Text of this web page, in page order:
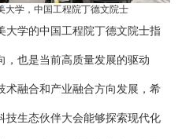
大学，中国工程院丁德文院士
大学的中国工程院丁德文院士指
，也是当前高质量发展的驱动
术融合和产业融合方向发展，希
技生态伙伴大会能够探索现代化